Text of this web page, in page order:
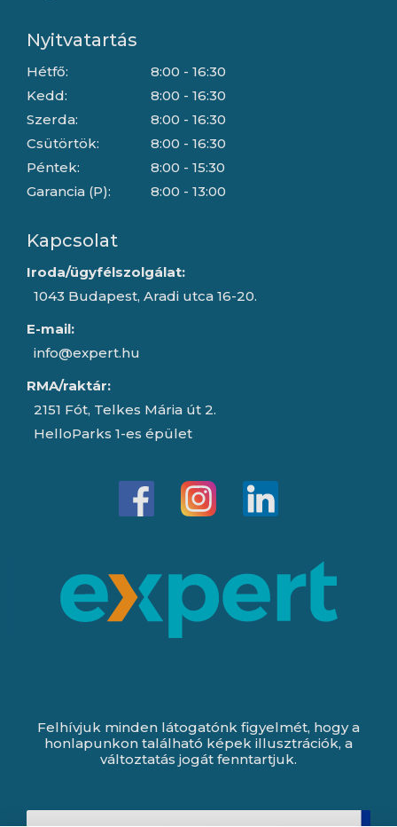
Nyitvatartás
Hétfő:
Kedd:
Szerda:
Csütörtök:
Péntek:
Garancia (P):
8:00 - 16:30
8:00 - 16:30
8:00 - 16:30
8:00 - 16:30
8:00 - 15:30
8:00 - 13:00
Kapcsolat
Iroda/ügyfélszolgálat:
1043 Budapest, Aradi utca 16-20.
E-mail:
info@expert.hu
RMA/raktár:
2151 Fót, Telkes Mária út 2.
HelloParks 1-es épület
Felhívjuk minden látogatónk figyelmét, hogy a
honlapunkon található képek illusztrációk, a
változtatás jogát fenntartjuk.